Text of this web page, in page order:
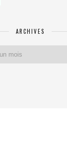
ARCHIVES